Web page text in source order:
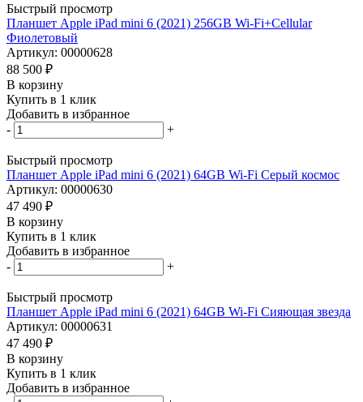
Быстрый просмотр
Планшет Apple iPad mini 6 (2021) 256GB Wi-Fi+Cellular
Фиолетовый
Артикул: 00000628
88 500 ₽
В корзину
Купить в 1 клик
Добавить в избранное
-
+
Быстрый просмотр
Планшет Apple iPad mini 6 (2021) 64GB Wi-Fi Серый космос
Артикул: 00000630
47 490 ₽
В корзину
Купить в 1 клик
Добавить в избранное
-
+
Быстрый просмотр
Планшет Apple iPad mini 6 (2021) 64GB Wi-Fi Сияющая звезда
Артикул: 00000631
47 490 ₽
В корзину
Купить в 1 клик
Добавить в избранное